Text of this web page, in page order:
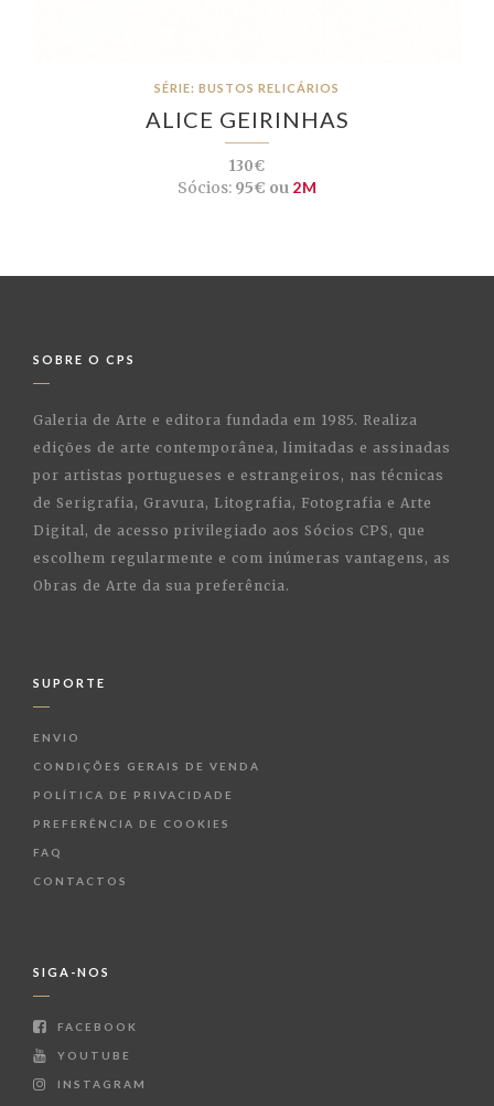
SÉRIE: BUSTOS RELICÁRIOS
ALICE GEIRINHAS
130€
Sócios:95€ ou 2M
SOBRE O CPS
Galeria de Arte e editora fundada em 1985. Realiza
edições de arte contemporânea, limitadas e assinadas
por artistas portugueses e estrangeiros, nas técnicas
de Serigrafia, Gravura, Litografia, Fotografia e Arte
Digital, de acesso privilegiado aos Sócios CPS, que
escolhem regularmente e com inúmeras vantagens, as
Obras de Arte da sua preferência.
SUPORTE
ENVIO
CONDIÇÕES GERAIS DE VENDA
POLÍTICA DE PRIVACIDADE
PREFERÊNCIA DE COOKIES
FAQ
CONTACTOS
SIGA-NOS
FACEBOOK
YOUTUBE
INSTAGRAM